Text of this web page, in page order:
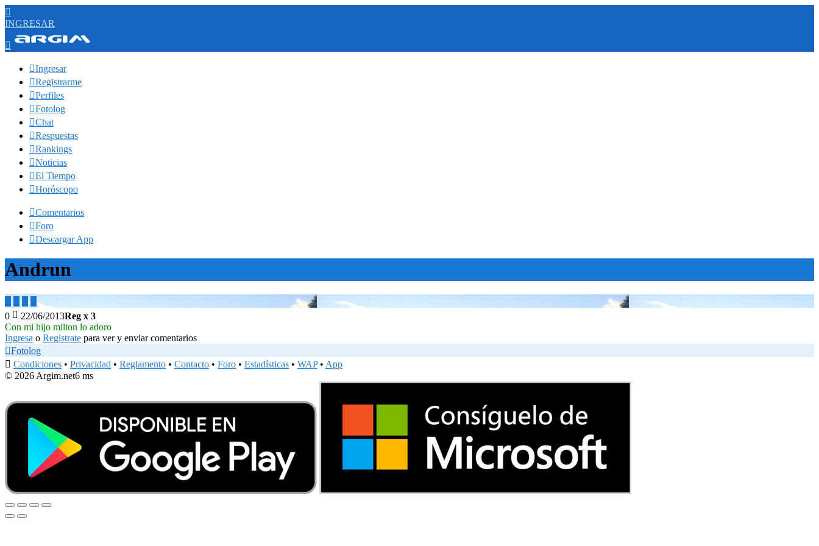

INGRESAR

Ingresar
Registrarme
Perfiles
Fotolog
Chat
Respuestas
Rankings
Noticias
El Tiempo
Horóscopo
Comentarios
Foro
Descargar App
Andrun
0  22/06/2013Reg x 3
Con mi hijo milton lo adoro
Ingresa o Registrate para ver y enviar comentarios
Fotolog
 Condiciones • Privacidad • Reglamento • Contacto • Foro • Estadísticas • WAP• App
© 2026 Argim.net6 ms